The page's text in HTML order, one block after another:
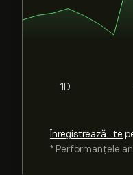
1D
Înregistrează-te
* Performanțele